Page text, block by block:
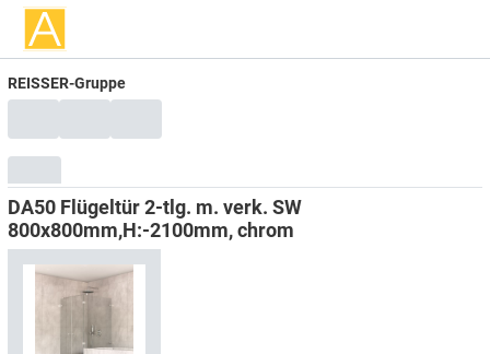
REISSER-Gruppe
DA50 Flügeltür 2-tlg. m. verk. SW
800x800mm,H:-2100mm, chrom